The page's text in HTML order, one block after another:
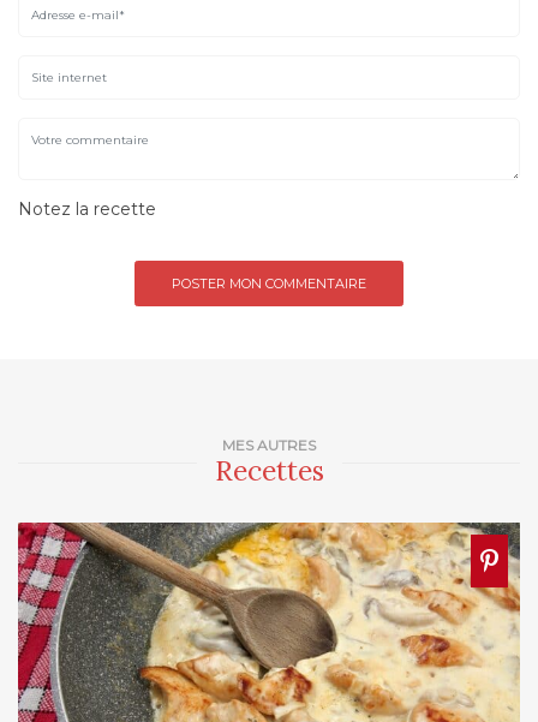
MES AUTRES
Recettes
Notez la recette